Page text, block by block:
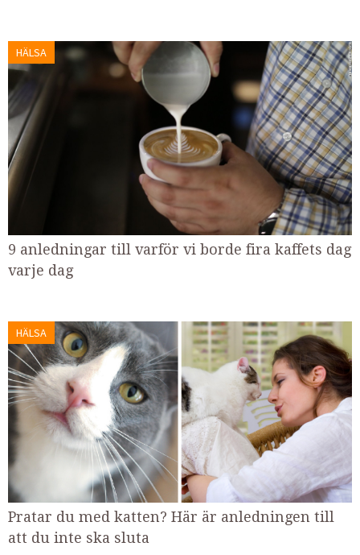
HÄLSA
9 anledningar till varför vi borde fira kaffets dag
varje dag
HÄLSA
Pratar du med katten? Här är anledningen till
att du inte ska sluta